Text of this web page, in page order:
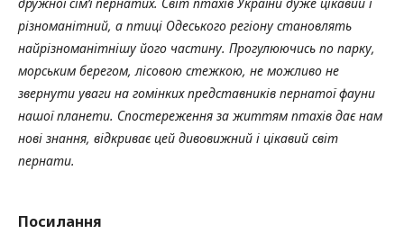
різноманітний, а птиці Одеського регіону становлять
найрізноманітнішу його частину. Прогулюючись по парку,
морським берегом, лісовою стежкою, не можливо не
звернути уваги на гомінких представників пернатої фауни
нашої планети. Спостереження за життям птахів дає нам
нові знання, відкриває цей дивовижний і цікавий світ
пернати.
Посилання